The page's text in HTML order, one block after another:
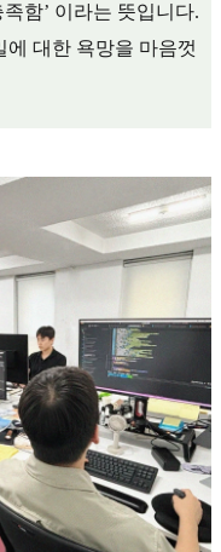
함’ 이라는 뜻입니다.
대한 욕망을 마음껏